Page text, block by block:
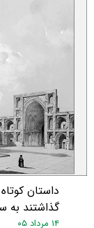
داستان
گذاشتند به
۱۴ مرداد ۰۵